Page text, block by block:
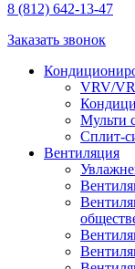
8 (812) 642-13-47
Заказать звонок
VRV/
Мульти
Сплит-
Вентиляция